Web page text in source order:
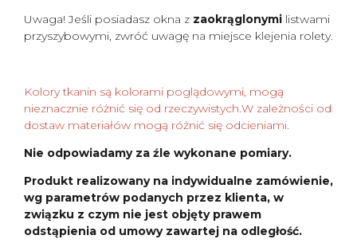
Uwaga! Jeśli posiadasz okna z zaokrąglonymi listwami
przyszybowymi, zwróć uwagę na miejsce klejenia rolety.
Kolory tkanin są kolorami poglądowymi, mogą
nieznacznie różnić się od rzeczywistych.W zależności od
dostaw materiałów mogą różnić się odcieniami.
Nie odpowiadamy za źle wykonane pomiary.
Produkt realizowany na indywidualne zamówienie,
wg parametrów podanych przez klienta, w
związku z czym nie jest objęty prawem
odstąpienia od umowy zawartej na odległość.